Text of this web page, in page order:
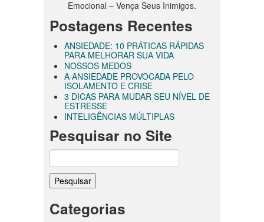
Emocional – Vença Seus Inimigos.
Postagens Recentes
ANSIEDADE: 10 PRÁTICAS RÁPIDAS
PARA MELHORAR SUA VIDA
NOSSOS MEDOS
A ANSIEDADE PROVOCADA PELO
ISOLAMENTO E CRISE
3 DICAS PARA MUDAR SEU NÍVEL DE
ESTRESSE
INTELIGÊNCIAS MÚLTIPLAS
Pesquisar no Site
por:
Categorias